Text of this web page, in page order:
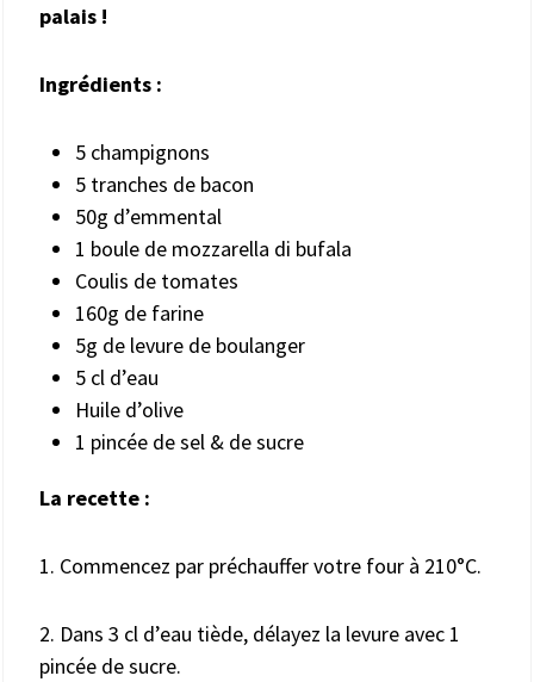
palais !
Ingrédients :
5 champignons
5 tranches de bacon
50g d’emmental
1 boule de mozzarella di bufala
Coulis de tomates
160g de farine
5g de levure de boulanger
5 cl d’eau
Huile d’olive
1 pincée de sel & de sucre
La recette :
1. Commencez par préchauffer votre four à 210°C.
2. Dans 3 cl d’eau tiède, délayez la levure avec 1
pincée de sucre.